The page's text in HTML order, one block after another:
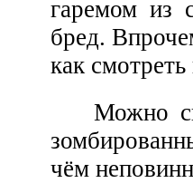
гаремом из
бред.
как
Можно
чём